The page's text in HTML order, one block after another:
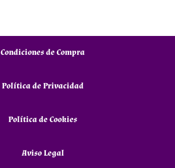
Condiciones de Compra
Política de Privacidad
Política de Cookies
Aviso Legal